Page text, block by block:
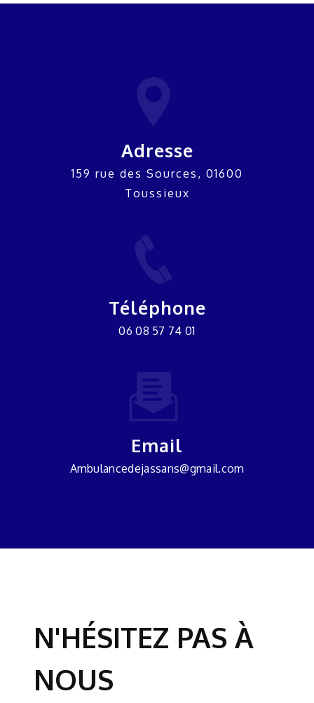
Adresse
159 rue des Sources, 01600
Toussieux
Téléphone
06 08 57 74 01
Email
ambulancedejassans@gmail.com
N'HÉSITEZ PAS À
NOUS